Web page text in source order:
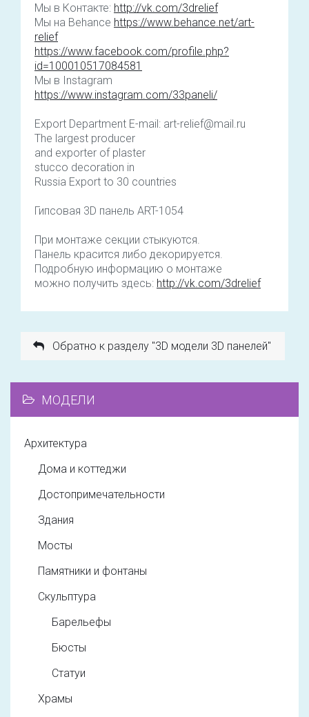
Мы в Контакте: http://vk.com/3drelief
Мы на Behance https://www.behance.net/art-
relief
https://www.facebook.com/profile.php?
id=100010517084581
Мы в Instagram
https://www.instagram.com/33paneli/
Export Department E-mail: art-relief@mail.ru
The largest producer
and exporter of plaster
stucco decoration in
Russia Export to 30 countries
Гипсовая 3D панель ART-1054
При монтаже секции стыкуются.
Панель красится либо декорируется.
Подробную информацию о монтаже
можно получить здесь: http://vk.com/3drelief
Обратно к разделу "3D модели 3D панелей"
МОДЕЛИ
Архитектура
Дома и коттеджи
Достопримечательности
Здания
Мосты
Памятники и фонтаны
Скульптура
Барельефы
Бюсты
Статуи
Храмы